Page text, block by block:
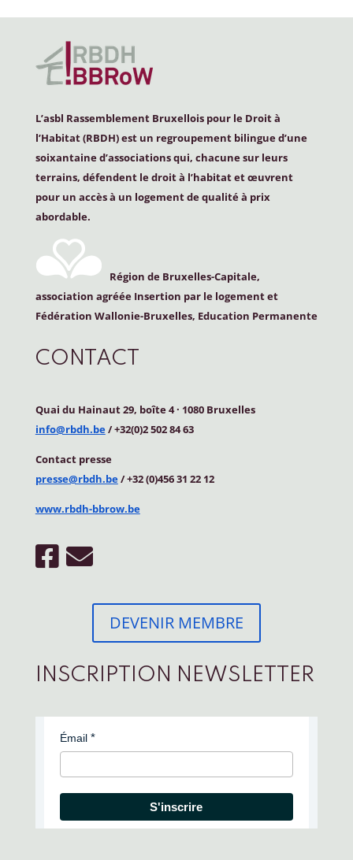
L’asbl Rassemblement Bruxellois pour le Droit à
l’Habitat (RBDH) est un regroupement bilingue d’une
soixantaine d’associations qui, chacune sur leurs
terrains, défendent le droit à l’habitat et œuvrent
pour un accès à un logement de qualité à prix
abordable.
Région de Bruxelles-Capitale,
association agréée Insertion par le logement et
Fédération Wallonie-Bruxelles, Education Permanente
CONTACT
Quai du Hainaut 29, boîte 4· 1080 Bruxelles
info@rbdh.be/ +32(0)2 502 84 63
Contact presse
presse@rbdh.be/ +32 (0)456 31 22 12
www.rbdh-bbrow.be
DEVENIR MEMBRE
INSCRIPTION NEWSLETTER
Émail
S'inscrire